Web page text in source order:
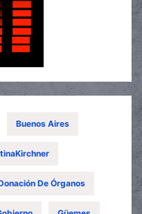
Buenos Aires
De Órganos